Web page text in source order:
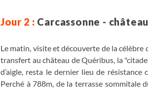
Carcassonne -
Le matin, visite et découverte de la célèbre
transfert au château de Quéribus, la
d’aigle, resta le dernier lieu de
Perché à 788m, de la terrasse sommitale